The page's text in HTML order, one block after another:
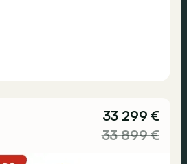
33 299 €
33 899 €